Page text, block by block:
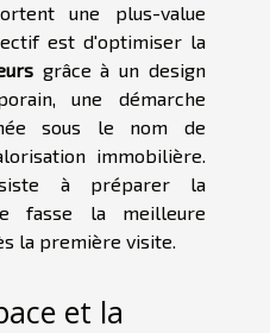
une plus-value
est d'optimiser la
grâce à un design
une démarche
sous le nom de
immobilière.
à préparer la
fasse la meilleure
la première visite.
et la